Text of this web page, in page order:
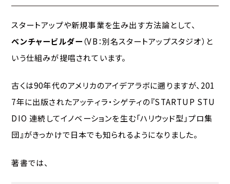
スタートアップや新規事業を生み出す方法論として、
ベンチャービルダー （VB：別名スタートアップスタジオ）と
いう仕組みが提唱されています。
古くは90年代のアメリカのアイデアラボに遡りますが、201
7年に出版されたアッティラ・シゲティの『STARTUP STU
DIO 連続してイノベーションを生む「ハリウッド型」プロ集
団』がきっかけで日本でも知られるようになりました。
著書では、